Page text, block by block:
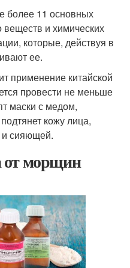
более 11 основных
и химических
которые, действуя в
ее.
применение китайской
провести не меньше
маски с медом,
кожу лица,
и сияющей.
от морщин